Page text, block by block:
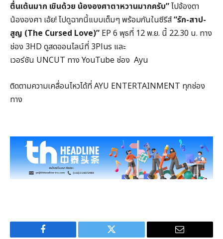
ตื่นเต้นมาก เขินด้วย น้ององศาตาหวานมากครับ”ไปจ้องตา
น้ององศา เอ้ย! ไปดูฉากนี้แบบเต็มๆ พร้อมกันในซีรีส์“รัก-สาป-
สูญ (The Cursed Love)” EP 6 พุธที่ 12 พ.ย. นี้ 22.30 น. ทาง
ช่อง 3HD ดูสดออนไลน์ที่ 3Plus และ
เวอร์ชัน UNCUT ทาง YouTube ช่อง Ayu
ติดตามความเคลื่อนไหวได้ที่ AYU ENTERTAINMENT ทุกช่อง
ทาง
Facebook Twitter Email